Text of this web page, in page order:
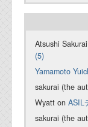
Atsushi
(5)
Yamamoto
sakurai (the
Wyatt on ASIL
sakurai (the